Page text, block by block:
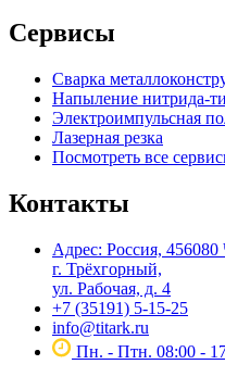
Сервисы
Сварка
Напыление нитрида-
Электроимпульсная
Лазерная резка
Посмотреть все
Контакты
Адрес: Россия, 456080
г. Трёхгорный,
ул. Рабочая, д. 4
+7 (35191) 5-15-25
info@titark.ru
Пн. - Птн. 08:00 -